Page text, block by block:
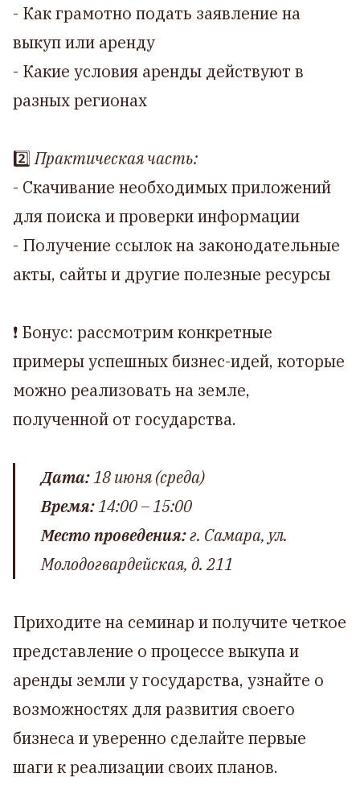
- Как грамотно подать заявление на
выкуп или аренду
- Какие условия аренды действуют в
разных регионах
2️⃣Практическая часть:
- Скачивание необходимых приложений
для поиска и проверки информации
- Получение ссылок на законодательные
акты, сайты и другие полезные ресурсы
❗ Бонус: рассмотрим конкретные
примеры успешных бизнес-идей, которые
можно реализовать на земле,
полученной от государства.
Дата:18 июня (среда)
Время:14:00 – 15:00
Место проведения:г. Самара, ул.
Молодогвардейская, д. 211
Приходите на семинар и получите четкое
представление о процессе выкупа и
аренды земли у государства, узнайте о
возможностях для развития своего
бизнеса и уверенно сделайте первые
шаги к реализации своих планов.